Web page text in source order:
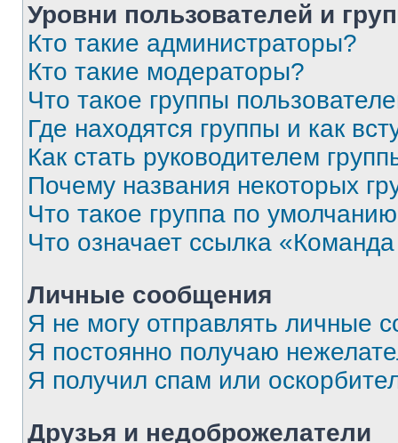
Уровни пользователей и
Кто такие администраторы?
Кто такие модераторы?
Что такое группы
Где находятся группы и как
Как стать руководителем
Почему названия некоторых
Что такое группа по
Что означает ссылка
Личные сообщения
Я не могу отправлять личные
Я постоянно получаю
Я получил спам или
Друзья и недоброжелатели